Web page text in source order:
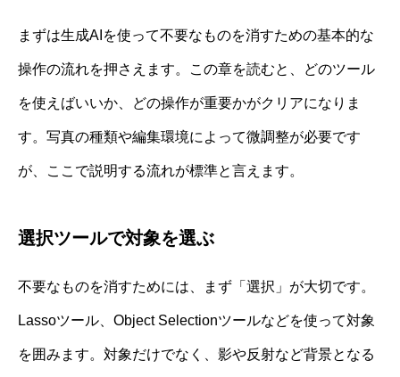
まずは生成AIを使って不要なものを消すための基本的な
操作の流れを押さえます。この章を読むと、どのツール
を使えばいいか、どの操作が重要かがクリアになりま
す。写真の種類や編集環境によって微調整が必要です
が、ここで説明する流れが標準と言えます。
選択ツールで対象を選ぶ
不要なものを消すためには、まず「選択」が大切です。
Lassoツール、Object Selectionツールなどを使って対象
を囲みます。対象だけでなく、影や反射など背景となる